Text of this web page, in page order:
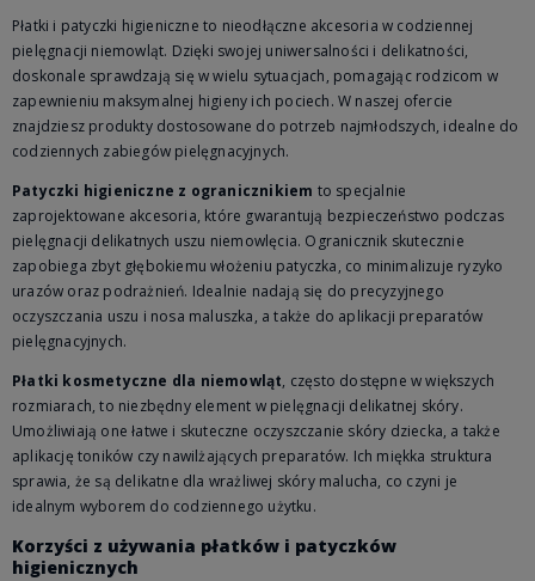
Płatki i patyczki higieniczne to nieodłączne akcesoria w codziennej
pielęgnacji niemowląt. Dzięki swojej uniwersalności i delikatności,
doskonale sprawdzają się w wielu sytuacjach, pomagając rodzicom w
zapewnieniu maksymalnej higieny ich pociech. W naszej ofercie
znajdziesz produkty dostosowane do potrzeb najmłodszych, idealne do
codziennych zabiegów pielęgnacyjnych.
Patyczki higieniczne z ogranicznikiem to specjalnie
zaprojektowane akcesoria, które gwarantują bezpieczeństwo podczas
pielęgnacji delikatnych uszu niemowlęcia. Ogranicznik skutecznie
zapobiega zbyt głębokiemu włożeniu patyczka, co minimalizuje ryzyko
urazów oraz podrażnień. Idealnie nadają się do precyzyjnego
oczyszczania uszu i nosa maluszka, a także do aplikacji preparatów
pielęgnacyjnych.
Płatki kosmetyczne dla niemowląt, często dostępne w większych
rozmiarach, to niezbędny element w pielęgnacji delikatnej skóry.
Umożliwiają one łatwe i skuteczne oczyszczanie skóry dziecka, a także
aplikację toników czy nawilżających preparatów. Ich miękka struktura
sprawia, że są delikatne dla wrażliwej skóry malucha, co czyni je
idealnym wyborem do codziennego użytku.
Korzyści z używania płatków i patyczków
higienicznych